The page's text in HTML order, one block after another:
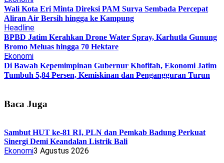
Wali Kota Eri Minta Direksi PAM Surya Sembada Percepat
Aliran Air Bersih hingga ke Kampung
Headline
BPBD Jatim Kerahkan Drone Water Spray, Karhutla Gunung
Bromo Meluas hingga 70 Hektare
Ekonomi
Di Bawah Kepemimpinan Gubernur Khofifah, Ekonomi Jatim
Tumbuh 5,84 Persen, Kemiskinan dan Pengangguran Turun
Baca Juga
Sambut HUT ke-81 RI, PLN dan Pemkab Badung Perkuat
Sinergi Demi Keandalan Listrik Bali
Ekonomi3 Agustus 2026